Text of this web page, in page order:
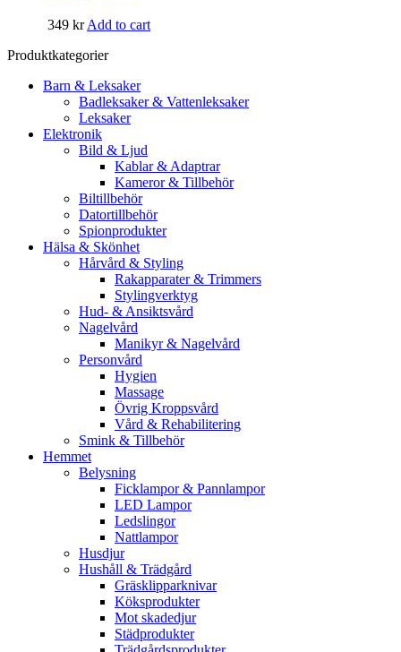
349 kr Add to cart
Produktkategorier
Barn & Leksaker
Badleksaker & Vattenleksaker
Leksaker
Elektronik
Bild & Ljud
Kablar & Adaptrar
Kameror & Tillbehör
Biltillbehör
Datortillbehör
Spionprodukter
Hälsa & Skönhet
Hårvård & Styling
Rakapparater & Trimmers
Stylingverktyg
Hud- & Ansiktsvård
Nagelvård
Manikyr & Nagelvård
Personvård
Hygien
Massage
Övrig Kroppsvård
Vård & Rehabilitering
Smink & Tillbehör
Hemmet
Belysning
Ficklampor & Pannlampor
LED Lampor
Ledslingor
Nattlampor
Husdjur
Hushåll & Trädgård
Gräsklipparknivar
Köksprodukter
Mot skadedjur
Städprodukter